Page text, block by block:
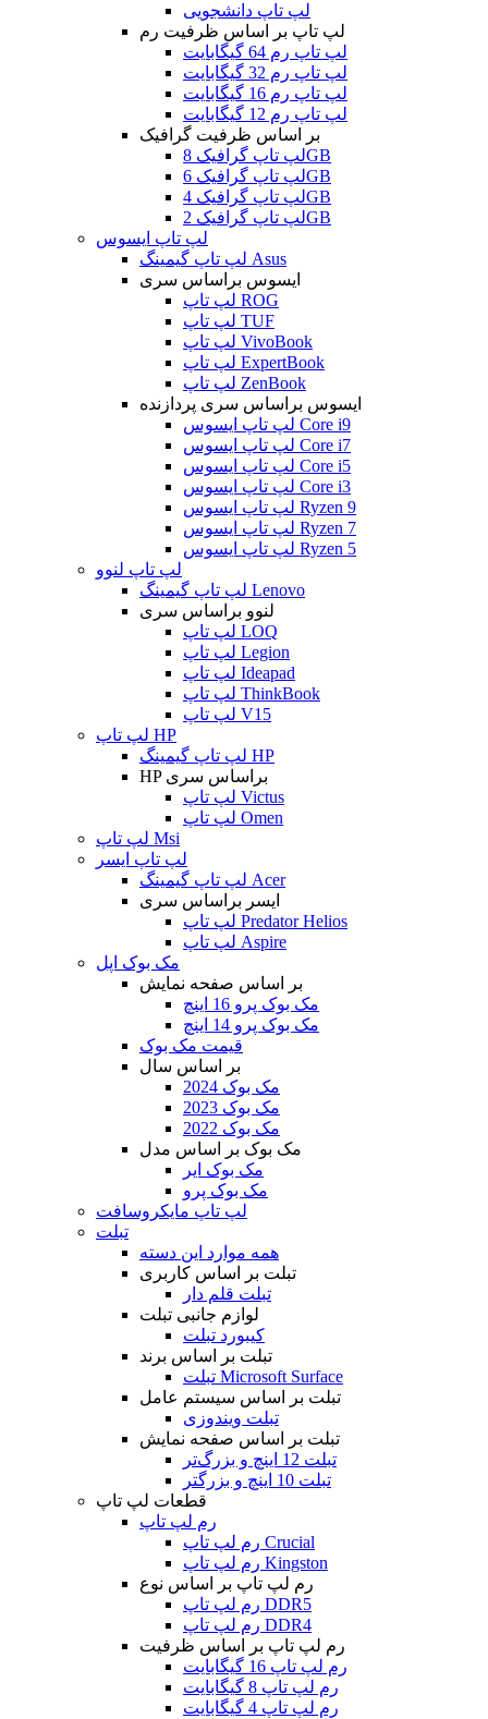
لپ تاپ دانشجویی
لپ تاپ بر اساس ظرفیت رم
لپ تاپ رم 64 گیگابایت
لپ تاپ رم 32 گیگابایت
لپ تاپ رم 16 گیگابایت
لپ تاپ رم 12 گیگابایت
بر اساس ظرفیت گرافیک
لپ تاپ گرافیک 8GB
لپ تاپ گرافیک 6GB
لپ تاپ گرافیک 4GB
لپ تاپ گرافیک 2GB
لپ تاپ ایسوس
لپ تاپ گیمینگ Asus
ایسوس براساس سری
لپ تاپ ROG
لپ تاپ TUF
لپ تاپ VivoBook
لپ تاپ ExpertBook
لپ تاپ ZenBook
ایسوس براساس سری پردازنده
لپ تاپ ایسوس Core i9
لپ تاپ ایسوس Core i7
لپ تاپ ایسوس Core i5
لپ تاپ ایسوس Core i3
لپ تاپ ایسوس Ryzen 9
لپ تاپ ایسوس Ryzen 7
لپ تاپ ایسوس Ryzen 5
لپ تاپ لنوو
لپ تاپ گیمینگ Lenovo
لنوو براساس سری
لپ تاپ LOQ
لپ تاپ Legion
لپ تاپ Ideapad
لپ تاپ ThinkBook
لپ تاپ V15
لپ تاپ HP
لپ تاپ گیمینگ HP
HP براساس سری
لپ تاپ Victus
لپ تاپ Omen
لپ تاپ Msi
لپ تاپ ایسر
لپ تاپ گیمینگ Acer
ایسر براساس سری
لپ تاپ Predator Helios
لپ تاپ Aspire
مک بوک اپل
بر اساس صفحه نمایش
مک بوک پرو 16 اینچ
مک بوک پرو 14 اینچ
قیمت مک بوک
بر اساس سال
مک بوک 2024
مک بوک 2023
مک بوک 2022
مک بوک بر اساس مدل
مک بوک ایر
مک بوک پرو
لپ تاپ مایکروسافت
تبلت
همه موارد این دسته
تبلت بر اساس کاربری
تبلت قلم دار
لوازم جانبی تبلت
کیبورد تبلت
تبلت بر اساس برند
تبلت Microsoft Surface
تبلت بر اساس سیستم عامل
تبلت ویندوزی
تبلت بر اساس صفحه نمایش
تبلت 12 اینچ و بزرگ‌تر
تبلت 10 اینچ و بزرگتر
قطعات لپ تاپ
رم لپ تاپ
رم لپ تاپ Crucial
رم لپ تاپ Kingston
رم لپ تاپ بر اساس نوع
رم لپ تاپ DDR5
رم لپ تاپ DDR4
رم لپ تاپ بر اساس ظرفیت
رم لپ تاپ 16 گیگابایت
رم لپ تاپ 8 گیگابایت
رم لپ تاپ 4 گیگابایت